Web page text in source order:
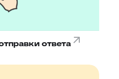
ответа